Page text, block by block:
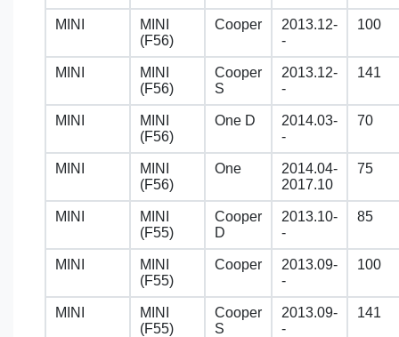
MINI
MINI
(F56)
Cooper
2013.12-
-
100
MINI
MINI
(F56)
Cooper
S
2013.12-
-
141
MINI
MINI
(F56)
One D
2014.03-
-
70
MINI
MINI
(F56)
One
2014.04-
2017.10
75
MINI
MINI
(F55)
Cooper
D
2013.10-
-
85
MINI
MINI
(F55)
Cooper
2013.09-
-
100
MINI
MINI
(F55)
Cooper
S
2013.09-
-
141